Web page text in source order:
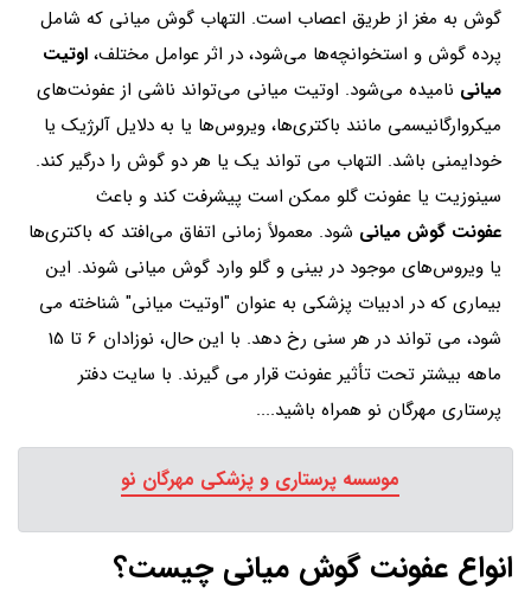
گوش به مغز از طریق اعصاب است. التهاب گوش میانی که شامل
پرده گوش و استخوانچه‌ها می‌شود، در اثر عوامل مختلف، اوتیت
میانی نامیده می‌شود. اوتیت میانی می‌تواند ناشی از عفونت‌های
میکروارگانیسمی مانند باکتری‌ها، ویروس‌ها یا به دلایل آلرژیک یا
خودایمنی باشد. التهاب می تواند یک یا هر دو گوش را درگیر کند.
سینوزیت یا عفونت گلو ممکن است پیشرفت کند و باعث
عفونت گوش میانی شود. معمولاً زمانی اتفاق می‌افتد که باکتری‌ها
یا ویروس‌های موجود در بینی و گلو وارد گوش میانی شوند. این
بیماری که در ادبیات پزشکی به عنوان "اوتیت میانی" شناخته می
شود، می تواند در هر سنی رخ دهد. با این حال، نوزادان 6 تا 15
ماهه بیشتر تحت تأثیر عفونت قرار می گیرند. با سایت دفتر
پرستاری مهرگان نو همراه باشید....
موسسه پرستاری و پزشکی مهرگان نو
انواع عفونت گوش میانی چیست؟